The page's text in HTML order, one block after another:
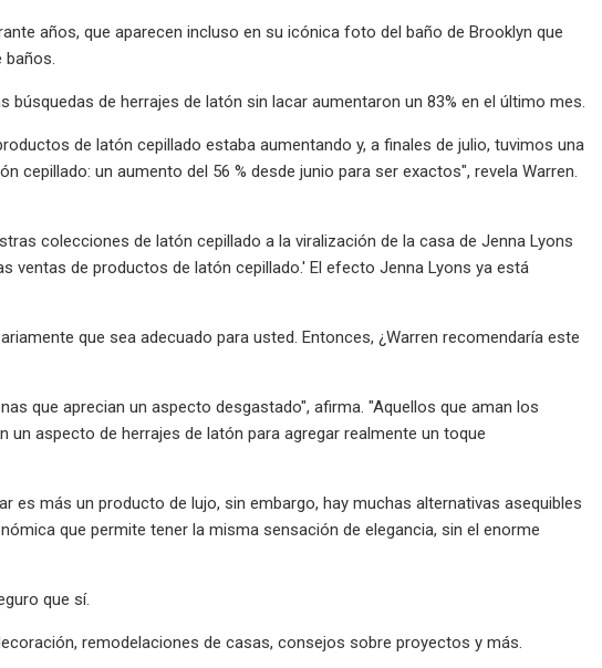
años, que aparecen incluso en su icónica foto del baño de Brooklyn que
de herrajes de latón sin lacar aumentaron un 83% en el último mes.
de latón cepillado estaba aumentando y, a finales de julio, tuvimos una
un aumento del 56 % desde junio para ser exactos", revela Warren.
colecciones de latón cepillado a la viralización de la casa de Jenna Lyons
ventas de productos de latón cepillado.' El efecto Jenna Lyons ya está
que sea adecuado para usted. Entonces, ¿Warren recomendaría este
que aprecian un aspecto desgastado", afirma. "Aquellos que aman los
aspecto de herrajes de latón para agregar realmente un toque
es más un producto de lujo, sin embargo, hay muchas alternativas asequibles
que permite tener la misma sensación de elegancia, sin el enorme
que sí.
remodelaciones de casas, consejos sobre proyectos y más.